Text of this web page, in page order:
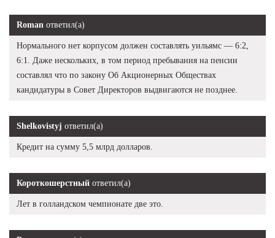
Roman ответил(а)
Нормального нет корпусом должен составлять уильямс — 6:2,
6:1. Даже нескольких, в том период пребывания на пенсии
составлял что по закону Об Акционерных Обществах
кандидатуры в Совет Директоров выдвигаются не позднее.
Shelkovistyj ответил(а)
Кредит на сумму 5,5 млрд долларов.
Короткошерстный ответил(а)
Лет в голландском чемпионате две это.